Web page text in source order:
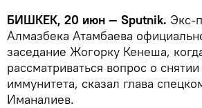
БИШКЕК, 20 июн — Sputnik. Экс-
Алмазбека Атамбаева
заседание Жогорку Кенеша,
рассматриваться вопрос о
иммунитета, сказал глава
Иманалиев.